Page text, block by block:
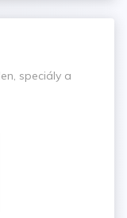
speciály a